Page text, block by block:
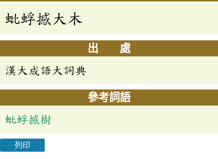
蚍蜉撼大木
出 處
漢大成語大詞典
參考詞語
蚍蜉撼樹
列印